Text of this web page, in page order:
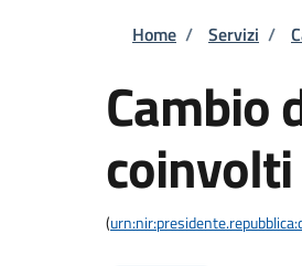
Briciole
Home / Servizi /
Cambio
(